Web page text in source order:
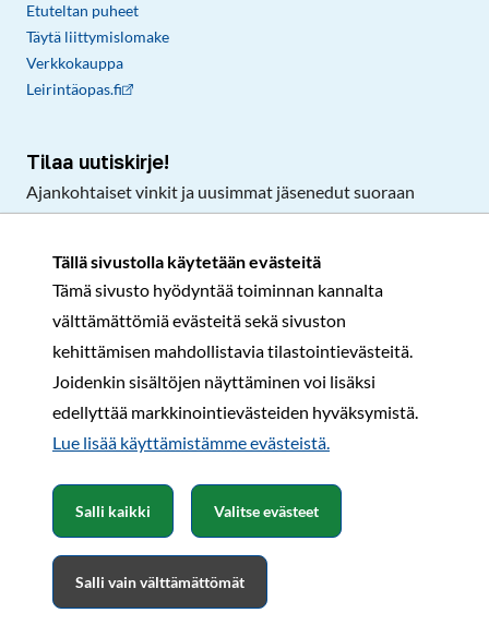
Tällä sivustolla käytetään evästeitä
Tämä sivusto hyödyntää toiminnan kannalta
välttämättömiä evästeitä sekä sivuston
kehittämisen mahdollistavia tilastointievästeitä.
Joidenkin sisältöjen näyttäminen voi lisäksi
edellyttää markkinointievästeiden hyväksymistä.
Lue lisää käyttämistämme evästeistä.​​​​​​
Salli kaikki
Salli vain välttämättömät
Valitse evästeet
Etuteltan puheet
Täytä liittymislomake
Verkkokauppa
Leirintäopas.fi
Tilaa uutiskirje!
Ajankohtaiset vinkit ja uusimmat jäsenedut suoraan
Rekisteri- ja tietosuojaselosteSopimusehdot